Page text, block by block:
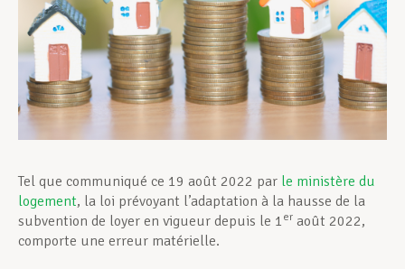
Devenir Membre
Actualités
Tel que communiqué ce 19 août 2022 par le ministère du
logement, la loi prévoyant l’adaptation à la hausse de la
subvention de loyer en vigueur depuis le 1 er août 2022,
comporte une erreur matérielle.